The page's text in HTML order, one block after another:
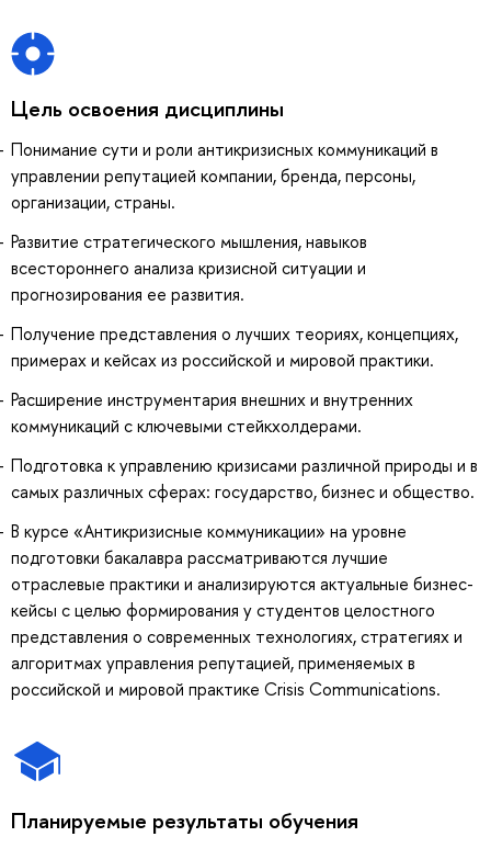
Цель освоения дисциплины
Понимание сути и роли антикризисных коммуникаций в
управлении репутацией компании, бренда, персоны,
организации, страны.
Развитие стратегического мышления, навыков
всестороннего анализа кризисной ситуации и
прогнозирования ее развития.
Получение представления о лучших теориях, концепциях,
примерах и кейсах из российской и мировой практики.
Расширение инструментария внешних и внутренних
коммуникаций с ключевыми стейкхолдерами.
Подготовка к управлению кризисами различной природы и в
самых различных сферах: государство, бизнес и общество.
В курсе «Антикризисные коммуникации» на уровне
подготовки бакалавра рассматриваются лучшие
отраслевые практики и анализируются актуальные бизнес-
кейсы с целью формирования у студентов целостного
представления о современных технологиях, стратегиях и
алгоритмах управления репутацией, применяемых в
российской и мировой практике Crisis Communications.
Планируемые результаты обучения